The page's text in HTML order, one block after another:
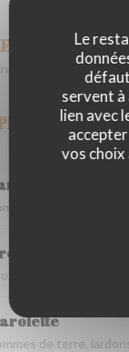
Le
servent à
lien avec
vos choix
ENFANT (-
raclette OU Mini
de terre,
lardons,
de terre,